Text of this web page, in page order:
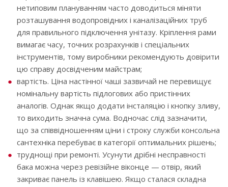
нетиповим плануванням часто доводиться міняти
розташування водопровідних і каналізаційних труб
для правильного підключення унітазу. Кріплення рами
вимагає часу, точних розрахунків і спеціальних
інструментів, тому виробники рекомендують довірити
цю справу досвідченим майстрам;
вартість. Ціна настінної чаші зазвичай не перевищує
номінальну вартість підлогових або пристінних
аналогів. Однак якщо додати інсталяцію і кнопку зливу,
то виходить значна сума. Водночас слід зазначити,
що за співвідношенням ціни і строку служби консольна
сантехніка перебуває в категорії оптимальних рішень;
труднощі при ремонті. Усунути дрібні несправності
бака можна через ревізійне віконце — отвір, який
закриває панель із клавішею. Якщо сталася складна